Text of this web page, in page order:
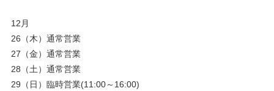
12月
26（木）通常営業
27（金）通常営業
28（土）通常営業
29（日）臨時営業(11:00～16:00)